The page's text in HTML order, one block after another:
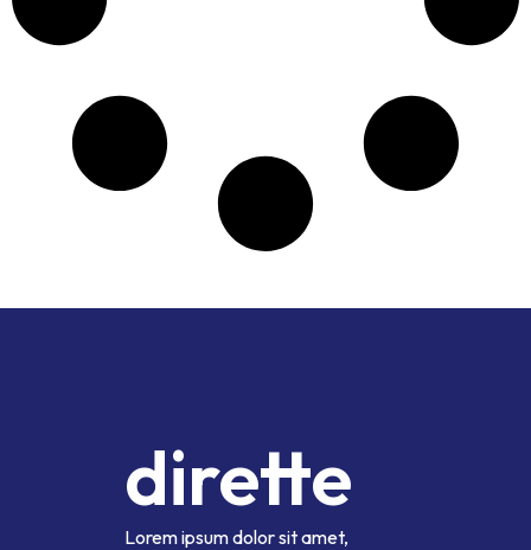
dirette
Lorem ipsum dolor sit amet,